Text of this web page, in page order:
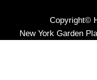
Copyright©
New York Garden